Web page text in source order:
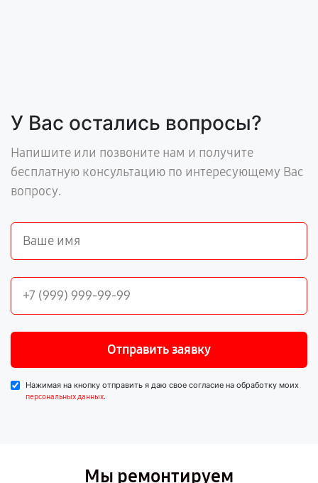
У Вас остались вопросы?
Напишите или позвоните нам и получите
бесплатную консультацию по интересующему Вас
вопросу.
Отправить заявку
Нажимая на кнопку отправить я даю свое согласие на обработку моих
персональных данных.
Мы ремонтируем